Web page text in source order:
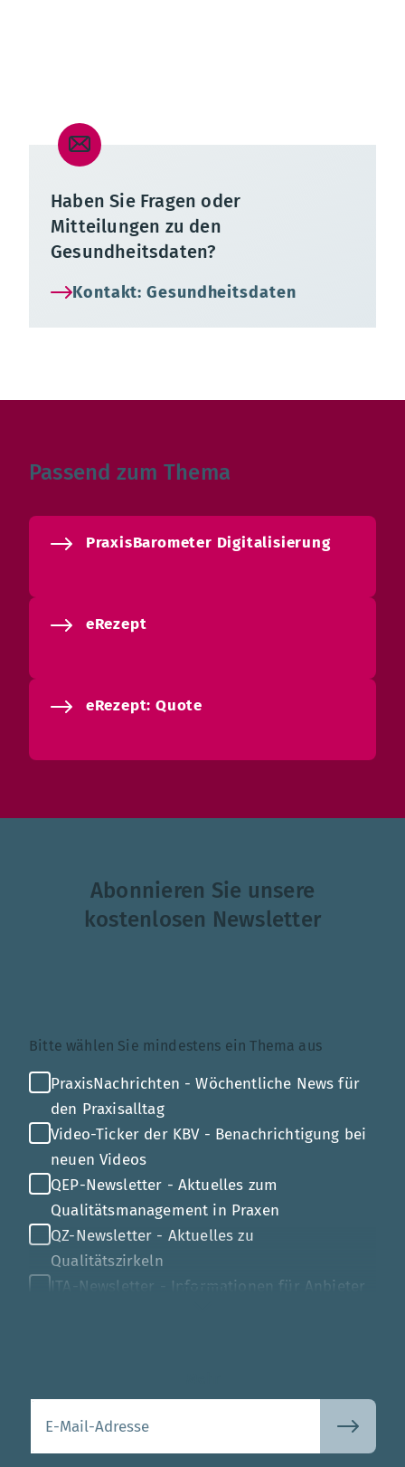
eRezept: Erfahrungen der Ärztinnen und Ärzte
Haben Sie Fragen oder
Mitteilungen zu den
Gesundheitsdaten?
Kontakt: Gesundheitsdaten
Passend zum Thema
PraxisBarometer Digitalisierung
eRezept
eRezept: Quote
Abonnieren Sie unsere
kostenlosen Newsletter
Bitte wählen Sie mindestens ein Thema aus
PraxisNachrichten - Wöchentliche News für
den Praxisalltag
Video-Ticker der KBV - Benachrichtigung bei
neuen Videos
QEP-Newsletter - Aktuelles zum
Qualitätsmanagement in Praxen
QZ-Newsletter - Aktuelles zu
Qualitätszirkeln
ITA-Newsletter - Informationen für Anbieter